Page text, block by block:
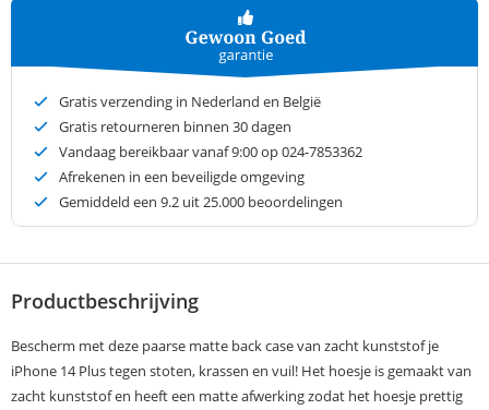
Gratis verzending in Nederland en België
Gratis retourneren binnen 30 dagen
Vandaag bereikbaar vanaf 9:00 op 024-7853362
Afrekenen in een beveiligde omgeving
Gemiddeld een 9.2 uit 25.000 beoordelingen
Productbeschrijving
Bescherm met deze paarse matte back case van zacht kunststof je
iPhone 14 Plus tegen stoten, krassen en vuil! Het hoesje is gemaakt van
zacht kunststof en heeft een matte afwerking zodat het hoesje prettig